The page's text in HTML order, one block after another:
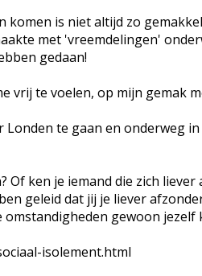
komen is niet altijd zo
met 'vreemdelingen'
gedaan!
vrij te voelen, op mijn gemak
Londen te gaan en onderweg
Of ken je iemand die zich
geleid dat jij je liever
gewoon jezelf
isolement.html